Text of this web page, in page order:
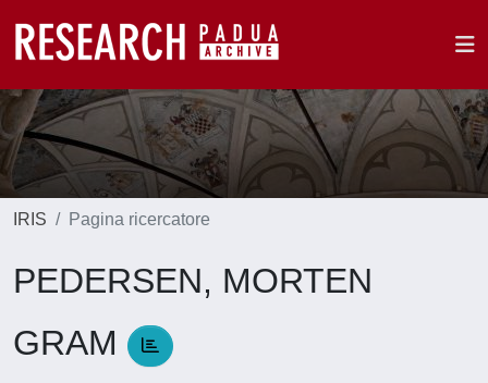
IRIS Pagina ricercatore
PEDERSEN, MORTEN
GRAM